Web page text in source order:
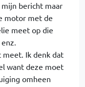
bericht maar
motor met de
meet op die
meet. Ik denk dat
want deze moet
omheen